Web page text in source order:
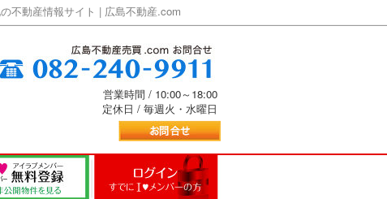
不動産情報サイト | 広島不動産.com
営業時間 / 10:00～18:00
定休日 / 毎週火・水曜日